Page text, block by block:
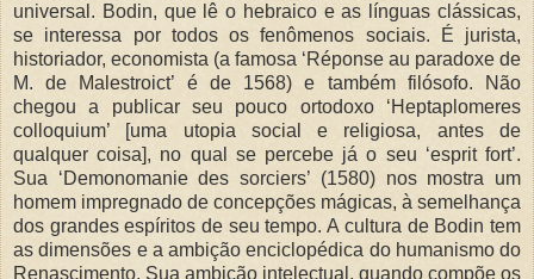
universal. Bodin, que lê o hebraico e as línguas clássicas,
se interessa por todos os fenômenos sociais. É jurista,
historiador, economista (a famosa ‘Réponse au paradoxe de
M. de Malestroict’ é de 1568) e também filósofo. Não
chegou a publicar seu pouco ortodoxo ‘Heptaplomeres
colloquium’ [uma utopia social e religiosa, antes de
qualquer coisa], no qual se percebe já o seu ‘esprit fort’.
Sua ‘Demonomanie des sorciers’ (1580) nos mostra um
homem impregnado de concepções mágicas, à semelhança
dos grandes espíritos de seu tempo. A cultura de Bodin tem
as dimensões e a ambição enciclopédica do humanismo do
Renascimento. Sua ambição intelectual, quando compõe os